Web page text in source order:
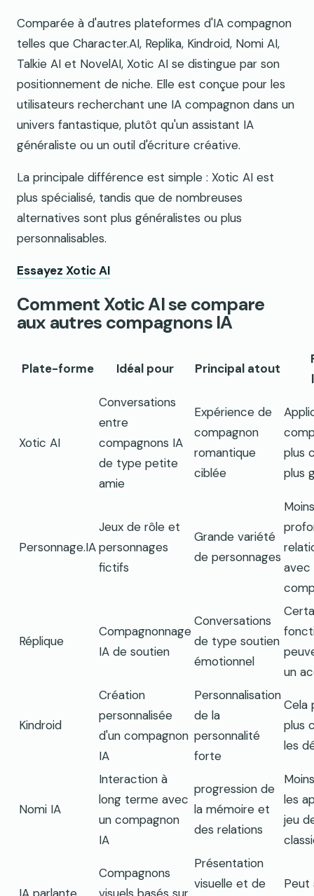
Comparée à d'autres plateformes d'IA compagnon
telles que Character.AI, Replika, Kindroid, Nomi AI,
Talkie AI et NovelAI, Xotic AI se distingue par son
positionnement de niche. Elle est conçue pour les
utilisateurs recherchant une IA compagnon dans un
univers fantastique, plutôt qu'un assistant IA
généraliste ou un outil d'écriture créative.
La principale différence est simple : Xotic AI est
plus spécialisé, tandis que de nombreuses
alternatives sont plus généralistes ou plus
personnalisables.
Essayez Xotic AI
Comment Xotic AI se compare
aux autres compagnons IA
Plate-forme Idéal pour Principal atout
Xotic AI
Conversations
entre
compagnons IA
de type petite
amie
Expérience de
compagnon
romantique
ciblée
plus
plus
Personnage.IA
Jeux de rôle et
personnages
fictifs
Grande variété
de personnages
avec
Réplique
Compagnonnage
IA de soutien
Conversations
de type soutien
émotionnel
un
Kindroid
Création
personnalisée
d'un compagnon
IA
Personnalisation
de la
personnalité
forte
Cela
plus
les
Nomi IA
Interaction à
long terme avec
un compagnon
IA
progression de
la mémoire et
des relations
les
jeu
Compagnons
Présentation
visuelle et de
Peut